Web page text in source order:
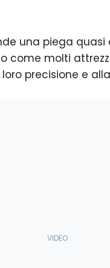
una piega
come molti
precisione e